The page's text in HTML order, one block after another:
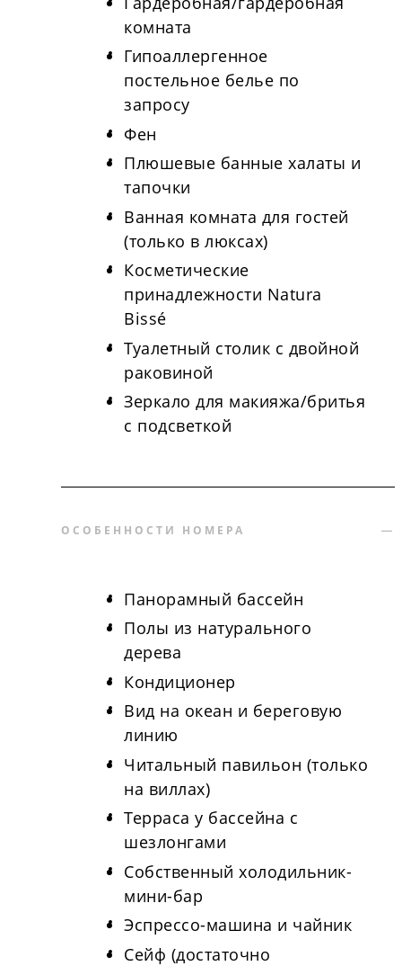
комната
Гипоаллергенное
постельное белье по
запросу
Фен
Плюшевые банные халаты и
тапочки
Ванная комната для гостей
(только в люксах)
Косметические
принадлежности Natura
Bissé
Туалетный столик с двойной
раковиной
Зеркало для макияжа/бритья
с подсветкой
ОСОБЕННОСТИ НОМЕРА
Панорамный бассейн
Полы из натурального
дерева
Кондиционер
Вид на океан и береговую
линию
Читальный павильон (только
на виллах)
Терраса у бассейна с
шезлонгами
Собственный холодильник-
мини-бар
Эспрессо-машина и чайник
Сейф (достаточно